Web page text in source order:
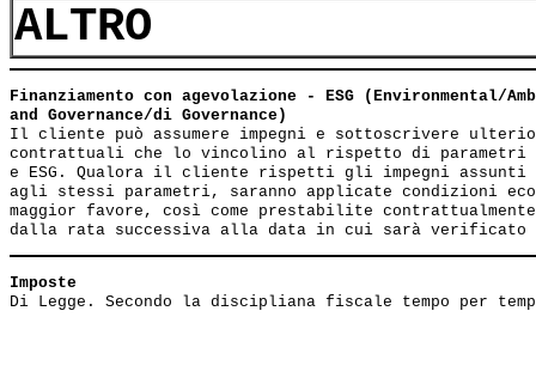
ALTRO
Finanziamento con agevolazione - ESG (Environmental/
and Governance/di Governance)
Il cliente può assumere impegni e sottoscrivere
contrattuali che lo vincolino al rispetto di parametri
e ESG. Qualora il cliente rispetti gli impegni
agli stessi parametri, saranno applicate condizioni
maggior favore, così come prestabilite
Imposte